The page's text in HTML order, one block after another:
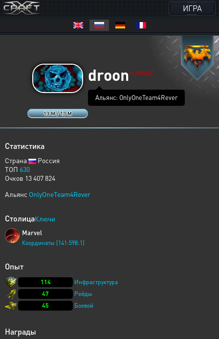
ИГРА
13 M / 13 M
droonHUMANS
Альянс: OnlyOneTeam4Rever
Статистика
Страна
Россия
ТОП 630
Очков 13 407 824
Альянс OnlyOneTeam4Rever
СтолицаКлючи
Marvel
Координаты [141:598:1]
Опыт
114
Инфраструктура
47
Рейды
45
Боевой
Награды